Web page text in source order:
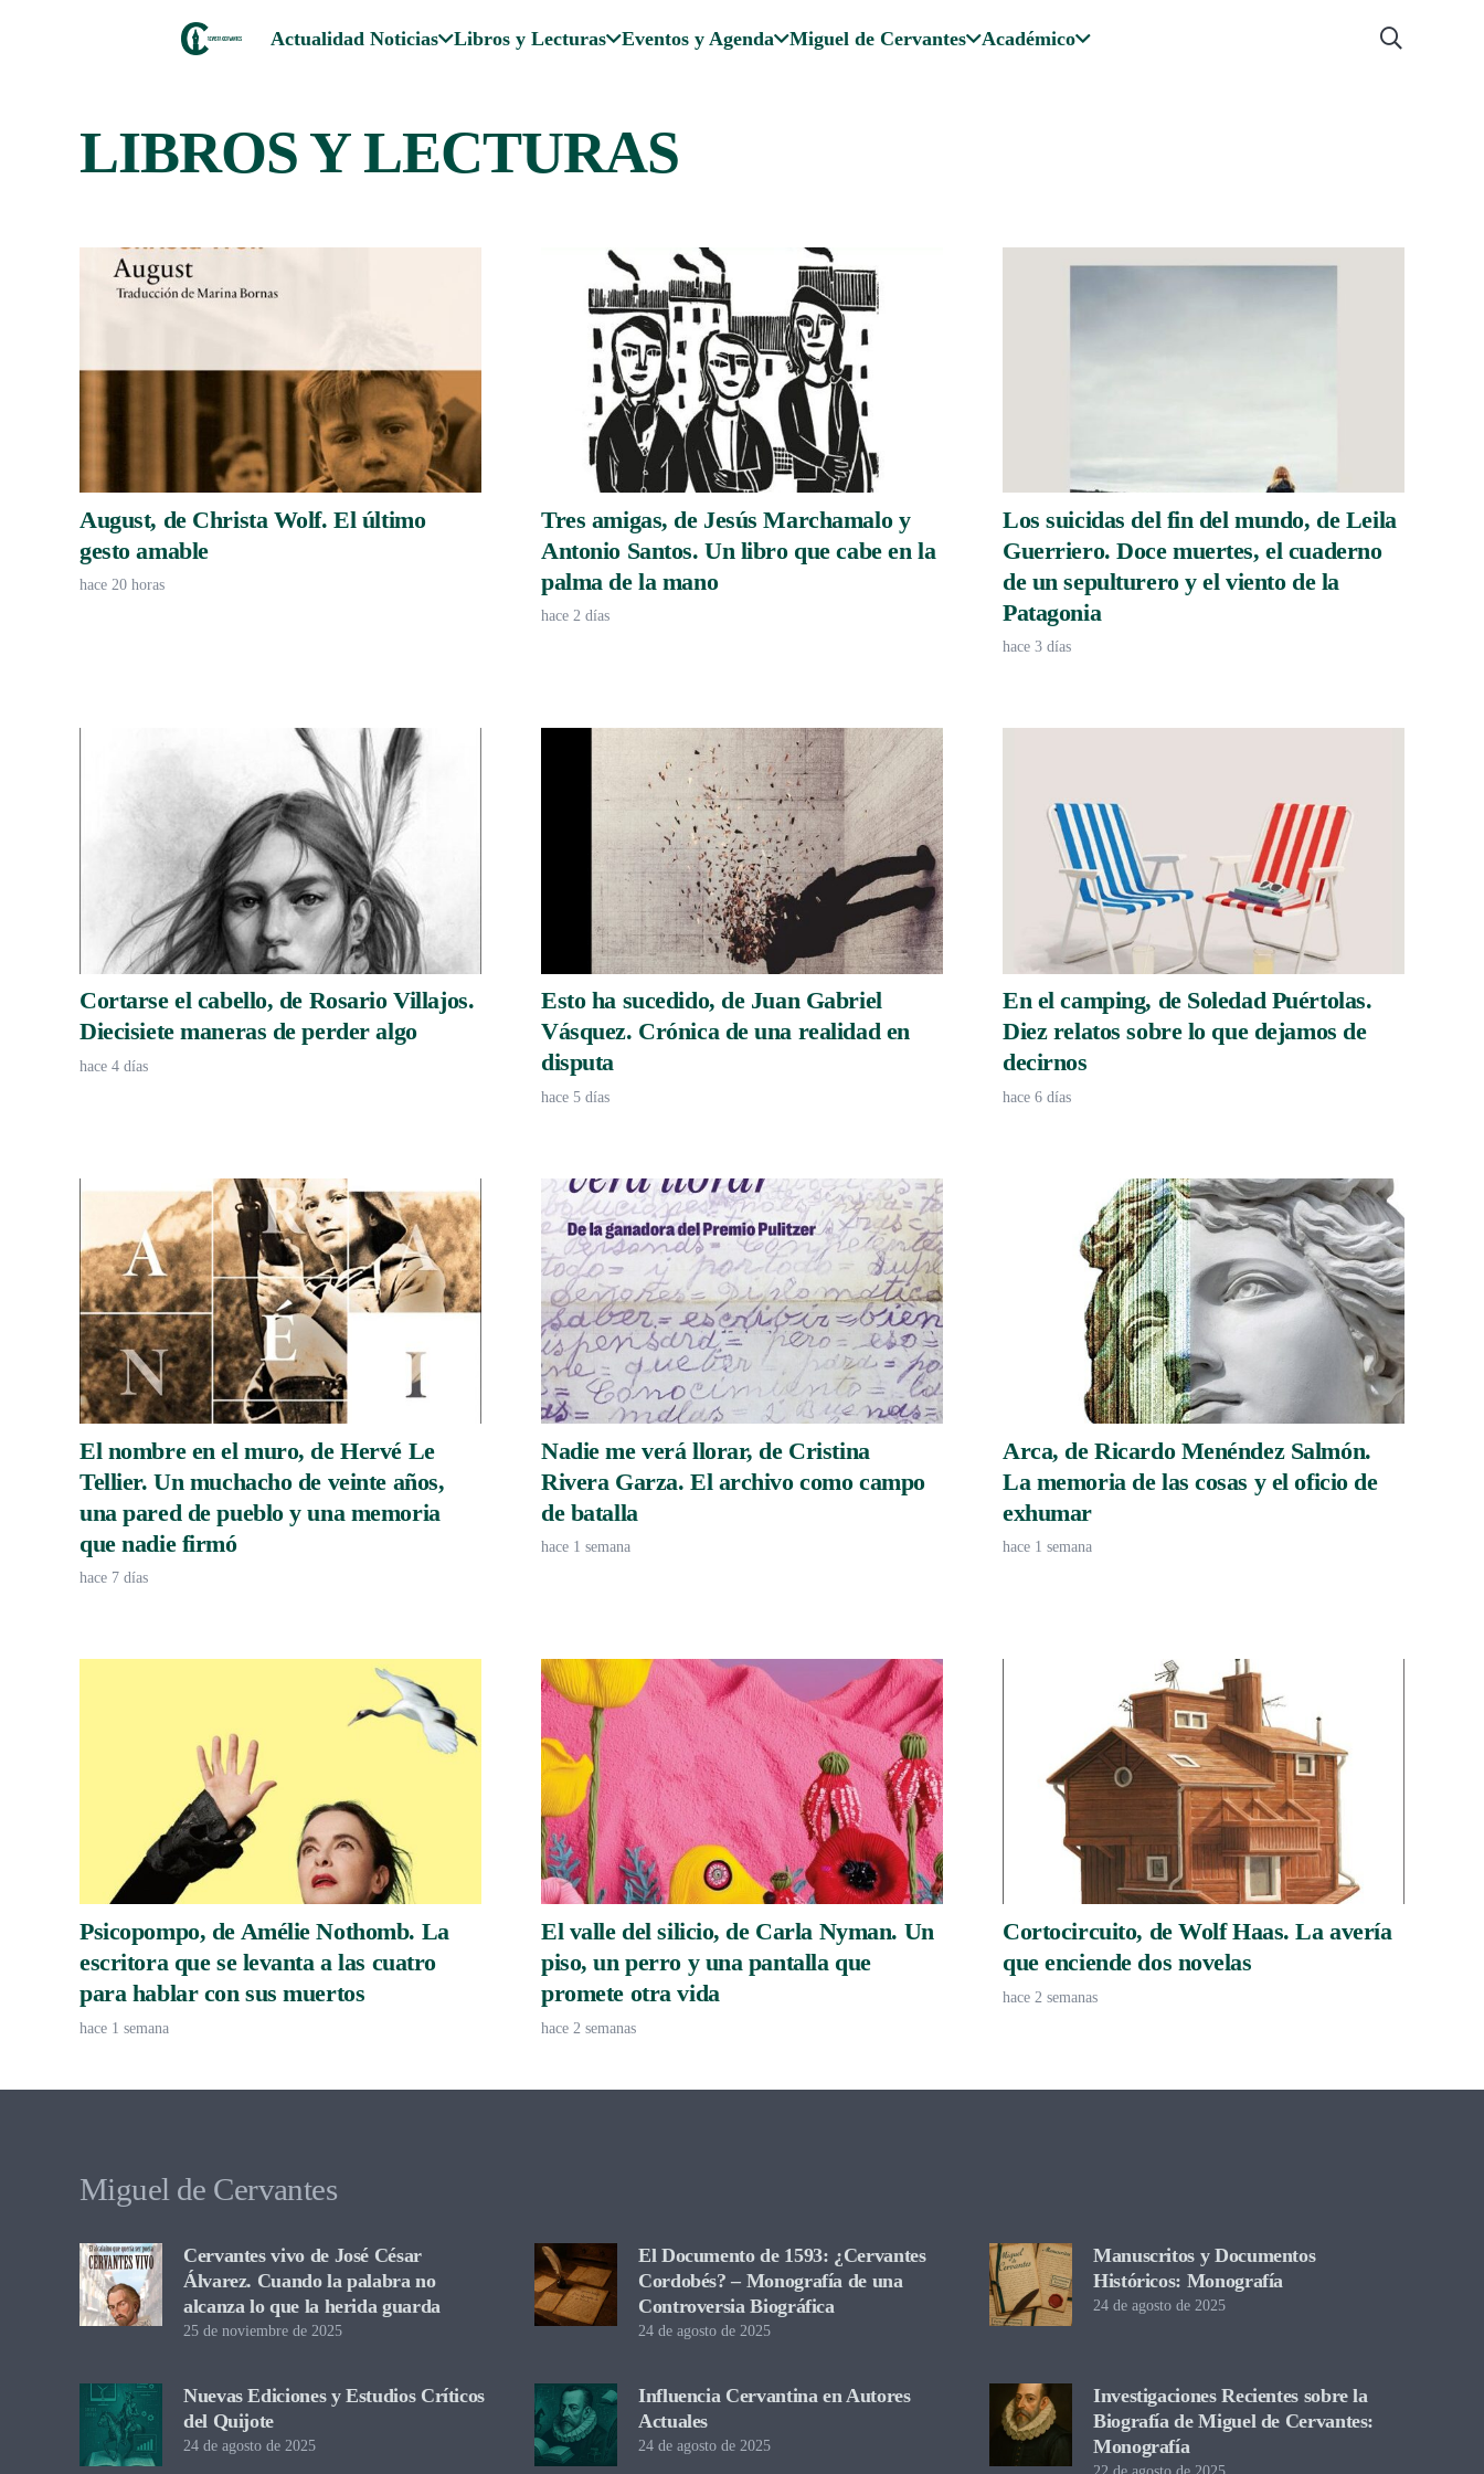
Actualidad Noticias Libros y Lecturas Eventos y Agenda Miguel de Cervantes Académico
LIBROS Y LECTURAS
August, de Christa Wolf. El último
gesto amable
hace 20 horas
Tres amigas, de Jesús Marchamalo y
Antonio Santos. Un libro que cabe en la
palma de la mano
hace 2 días
Los suicidas del fin del mundo, de Leila
Guerriero. Doce muertes, el cuaderno
de un sepulturero y el viento de la
Patagonia
hace 3 días
Cortarse el cabello, de Rosario Villajos.
Diecisiete maneras de perder algo
hace 4 días
Esto ha sucedido, de Juan Gabriel
Vásquez. Crónica de una realidad en
disputa
hace 5 días
En el camping, de Soledad Puértolas.
Diez relatos sobre lo que dejamos de
decirnos
hace 6 días
El nombre en el muro, de Hervé Le
Tellier. Un muchacho de veinte años,
una pared de pueblo y una memoria
que nadie firmó
hace 7 días
Nadie me verá llorar, de Cristina
Rivera Garza. El archivo como campo
de batalla
hace 1 semana
Arca, de Ricardo Menéndez Salmón.
La memoria de las cosas y el oficio de
exhumar
hace 1 semana
Psicopompo, de Amélie Nothomb. La
escritora que se levanta a las cuatro
para hablar con sus muertos
hace 1 semana
El valle del silicio, de Carla Nyman. Un
piso, un perro y una pantalla que
promete otra vida
hace 2 semanas
Cortocircuito, de Wolf Haas. La avería
que enciende dos novelas
hace 2 semanas
Miguel de Cervantes
Cervantes vivo de José César
Álvarez. Cuando la palabra no
alcanza lo que la herida guarda
25 de noviembre de 2025
El Documento de 1593: ¿Cervantes
Cordobés? – Monografía de una
Controversia Biográfica
24 de agosto de 2025
Manuscritos y Documentos
Históricos: Monografía
24 de agosto de 2025
Nuevas Ediciones y Estudios Críticos
del Quijote
24 de agosto de 2025
Influencia Cervantina en Autores
Actuales
24 de agosto de 2025
Investigaciones Recientes sobre la
Biografía de Miguel de Cervantes:
Monografía